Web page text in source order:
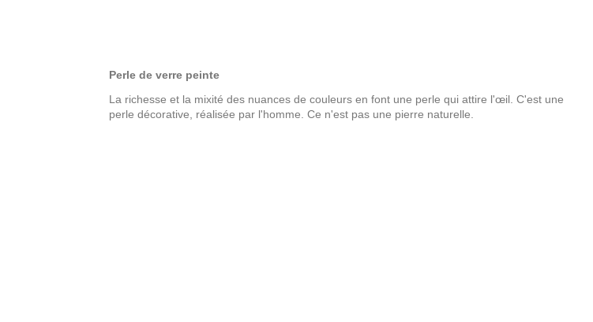
Perle de verre peinte
La richesse et la mixité des nuances de couleurs en font une perle qui attire l'œil. C'est une
perle décorative, réalisée par l'homme. Ce n'est pas une pierre naturelle.